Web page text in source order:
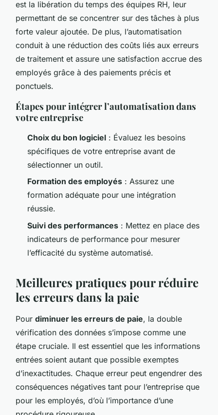
est la libération du temps des équipes RH, leur
permettant de se concentrer sur des tâches à plus
forte valeur ajoutée. De plus, l’automatisation
conduit à une réduction des coûts liés aux erreurs
de traitement et assure une satisfaction accrue des
employés grâce à des paiements précis et
ponctuels.
Étapes pour intégrer l’automatisation dans
votre entreprise
Choix du bon logiciel : Évaluez les besoins
spécifiques de votre entreprise avant de
sélectionner un outil.
Formation des employés : Assurez une
formation adéquate pour une intégration
réussie.
Suivi des performances : Mettez en place des
indicateurs de performance pour mesurer
l’efficacité du système automatisé.
Meilleures pratiques pour réduire
les erreurs dans la paie
Pour diminuer les erreurs de paie, la double
vérification des données s’impose comme une
étape cruciale. Il est essentiel que les informations
entrées soient autant que possible exemptes
d’inexactitudes. Chaque erreur peut engendrer des
conséquences négatives tant pour l’entreprise que
pour les employés, d’où l’importance d’une